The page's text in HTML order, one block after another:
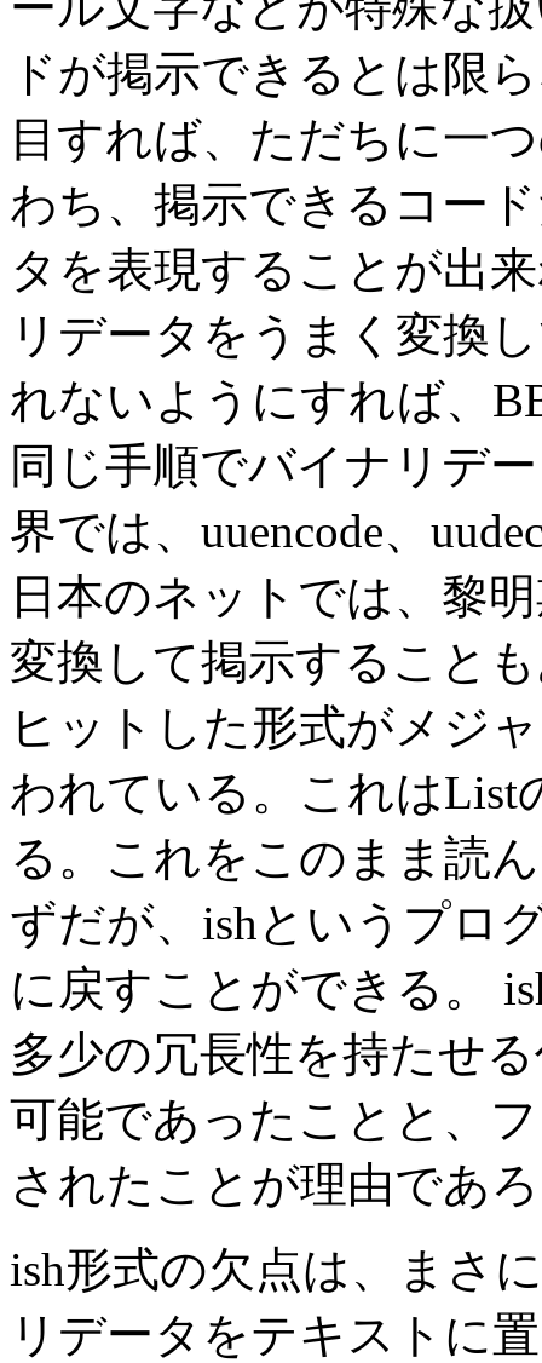
ドが掲示できるとは限
目すれば、ただちに一
わち、掲示できるコー
タを表現することが出
リデータをうまく変換
れないようにすれば、
同じ手順でバイナリデ
界では、uuencode、
日本のネットでは、黎
変換して掲示すること
ヒットした形式がメジ
われている。これはList
る。これをこのまま読
ずだが、ishというプロ
に戻すことができる。
多少の冗長性を持たせ
可能であったことと、
されたことが理由であ
ish形式の欠点は、まさ
リデータをテキストに